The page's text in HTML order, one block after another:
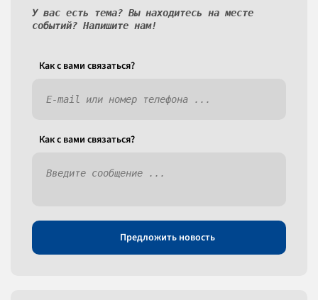
У вас есть тема? Вы находитесь на месте
событий? Напишите нам!
Как c вами связаться?
Как c вами связаться?
Предложить новость